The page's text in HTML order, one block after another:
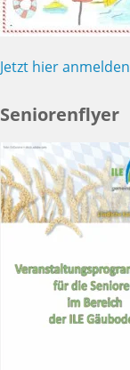
Jetzt hier anmelden
Seniorenflyer